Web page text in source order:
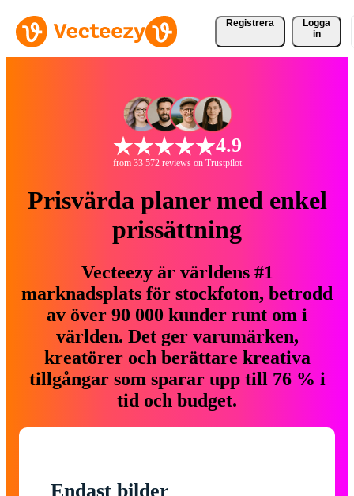
Registrera
Logga
in
4.9
from 33 572 reviews on Trustpilot
Prisvärda planer med enkel
prissättning
Vecteezy är världens #1
marknadsplats för stockfoton, betrodd
av över 90 000 kunder runt om i
världen. Det ger varumärken,
kreatörer och berättare kreativa
tillgångar som sparar upp till 76 % i
tid och budget.
Endast bilder